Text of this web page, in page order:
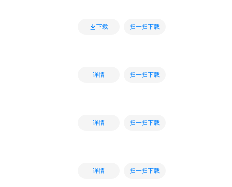
下载 扫一扫下载
详情 扫一扫下载
详情 扫一扫下载
详情 扫一扫下载